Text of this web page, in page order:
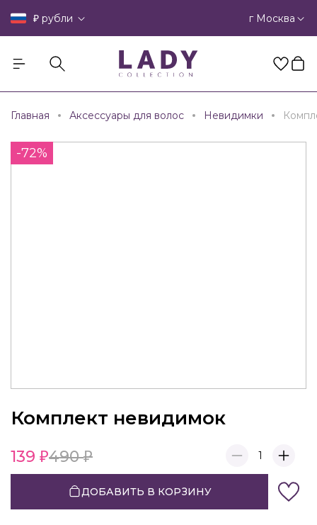
₽ рубли г Москва
Главная Аксессуары для волос Невидимки
-72%
Комплект невидимок
139 490 1
ДОБАВИТЬ В КОРЗИНУ